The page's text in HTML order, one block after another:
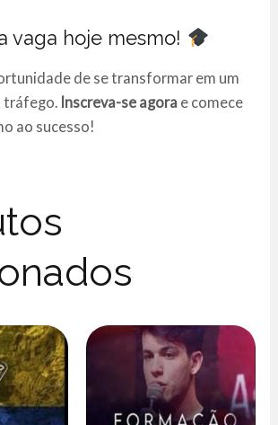
vaga hoje mesmo!
de se transformar em um
tráfego. Inscreva-se agora e comece
ao sucesso!